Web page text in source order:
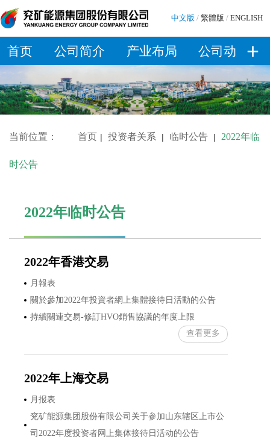
中文版 / 繁體版 / ENGLISH
首页 公司简介 产业布局 公司动态+
当前位置： 首页 | 投资者关系 | 临时公告 | 2022年临
时公告
2022年临时公告
2022年香港交易
月報表
關於參加2022年投資者網上集體接待日活動的公告
持續關連交易-修訂HVO銷售協議的年度上限
查看更多
2022年上海交易
月报表
兖矿能源集团股份有限公司关于参加山东辖区上市公
司2022年度投资者网上集体接待日活动的公告